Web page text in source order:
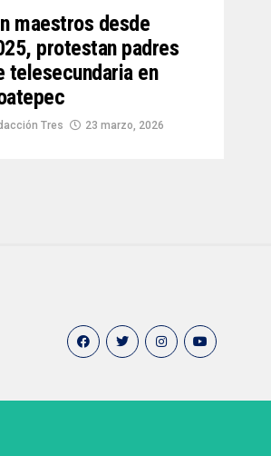
maestros desde
protestan padres
telesecundaria en
Tres 23 marzo, 2026